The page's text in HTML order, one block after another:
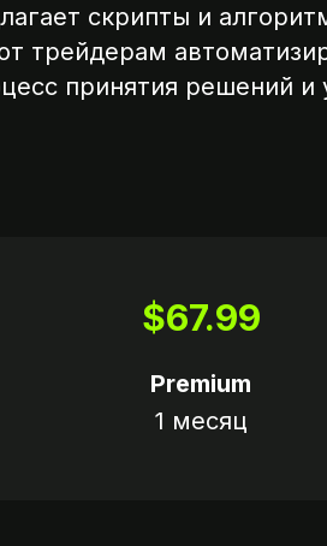
скрипты и
трейдерам
принятия решений и
$67.99
Premium
1 месяц